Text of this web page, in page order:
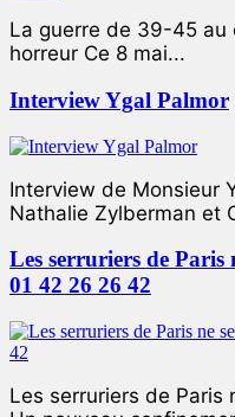
La guerre de 39-45 au
horreur Ce 8 mai...
Interview Ygal Palmor
Interview de Monsieur
Nathalie Zylberman et
Les serruriers de Paris
01 42 26 26 42
Les serruriers de Paris